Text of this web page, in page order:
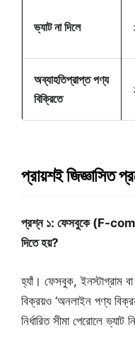
ভ্যাট না দিলে
অব্যাহতিপ্রাপ্ত পণ্য
বিক্রিতে
প্রায়শই জিজ্ঞাসিত
প্রশ্ন ১: ফেসবুকে (F-
দিতে হয়?
হ্যাঁ। ফেসবুক, ইনস্টাগ্রাম
বিক্রয়ও ‘অনলাইন পণ্য
নির্ধারিত সীমা পেরোলে